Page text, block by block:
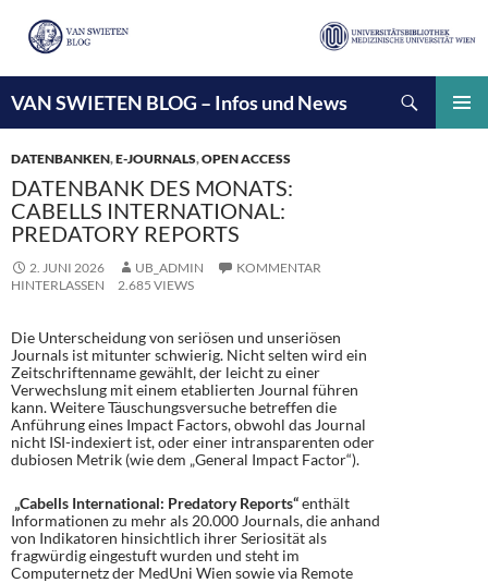
VAN SWIETEN BLOG – Infos und News
INHALT
SPRINGEN
DATENBANKEN,E-JOURNALS,OPEN ACCESS
DATENBANK DES MONATS:
CABELLS INTERNATIONAL:
PREDATORY REPORTS
2. JUNI 2026 UB_ADMIN
KOMMENTAR
HINTERLASSEN
2.685 VIEWS
Die Unterscheidung von seriösen und unseriösen
Journals ist mitunter schwierig. Nicht selten wird ein
Zeitschriftenname gewählt, der leicht zu einer
Verwechslung mit einem etablierten Journal führen
kann. Weitere Täuschungsversuche betreffen die
Anführung eines Impact Factors, obwohl das Journal
nicht ISI-indexiert ist, oder einer intransparenten oder
dubiosen Metrik (wie dem „General Impact Factor“).
„Cabells International: Predatory Reports“enthält
Informationen zu mehr als 20.000 Journals, die anhand
von Indikatoren hinsichtlich ihrer Seriosität als
fragwürdig eingestuft wurden und steht im
Computernetz der MedUni Wien sowie via Remote